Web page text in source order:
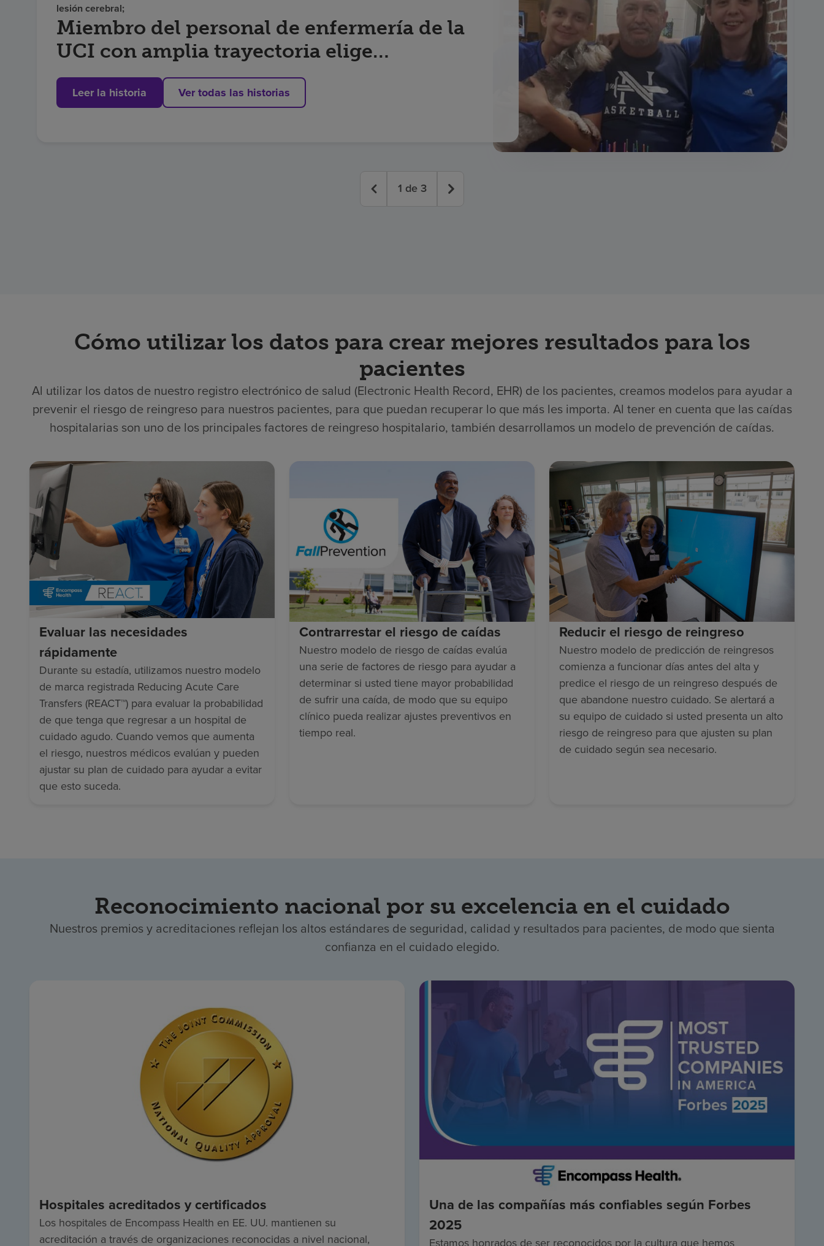
lesión cerebral;
Miembro del personal de enfermería de la
UCI con amplia trayectoria elige
Encompass Health para su recuperación
después de un aneurisma
Leer la historia Ver todas las historias
1 de 3
Cómo utilizar los datos para crear mejores resultados para los
pacientes
Al utilizar los datos de nuestro registro electrónico de salud (Electronic Health Record, EHR) de los pacientes, creamos modelos para ayudar a
prevenir el riesgo de reingreso para nuestros pacientes, para que puedan recuperar lo que más les importa. Al tener en cuenta que las caídas
hospitalarias son uno de los principales factores de reingreso hospitalario, también desarrollamos un modelo de prevención de caídas.
Evaluar las necesidades
rápidamente
Durante su estadía, utilizamos nuestro modelo
de marca registrada Reducing Acute Care
Transfers (REACT™) para evaluar la probabilidad
de que tenga que regresar a un hospital de
cuidado agudo. Cuando vemos que aumenta
el riesgo, nuestros médicos evalúan y pueden
ajustar su plan de cuidado para ayudar a evitar
que esto suceda.
Contrarrestar el riesgo de caídas
Nuestro modelo de riesgo de caídas evalúa
una serie de factores de riesgo para ayudar a
determinar si usted tiene mayor probabilidad
de sufrir una caída, de modo que su equipo
clínico pueda realizar ajustes preventivos en
tiempo real.
Reducir el riesgo de reingreso
Nuestro modelo de predicción de reingresos
comienza a funcionar días antes del alta y
predice el riesgo de un reingreso después de
que abandone nuestro cuidado. Se alertará a
su equipo de cuidado si usted presenta un alto
riesgo de reingreso para que ajusten su plan
de cuidado según sea necesario.
Reconocimiento nacional por su excelencia en el cuidado
Nuestros premios y acreditaciones reflejan los altos estándares de seguridad, calidad y resultados para pacientes, de modo que sienta
confianza en el cuidado elegido.
Hospitales acreditados y certificados
Los hospitales de Encompass Health en EE. UU. mantienen su
acreditación a través de organizaciones reconocidas a nivel nacional,
Una de las compañías más confiables según Forbes
2025